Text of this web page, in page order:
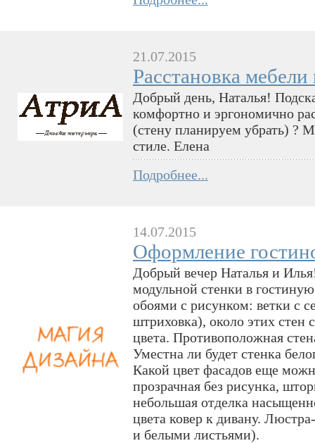
21.07.2015
Расстановка
Добрый день, Наталья!
комфортно и эргономично
(стену планируем убрать) ?
стиле. Елена
Подробнее...
14.07.2015
Оформление
Добрый вечер Наталья и
модульной стенки в
обоями с рисунком: ветки с
штриховка), около этих стен
цвета. Противоположная
Уместна ли будет стенка
Какой цвет фасадов еще
прозрачная без рисунка,
небольшая отделка
цвета ковер к дивану.
и белыми листьями).